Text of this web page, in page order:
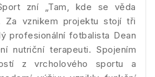
zní „Tam, kde se věda
Za vznikem projektu stojí tři
profesionální fotbalista Dean
nutriční terapeuti. Spojením
z vrcholového sportu a